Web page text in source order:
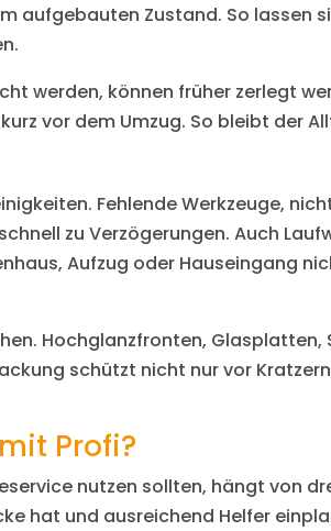
aufgebauten Zustand. So lassen
werden, können früher zerlegt
vor dem Umzug. So bleibt der
Fehlende Werkzeuge,
zu Verzögerungen. Auch
Aufzug oder Hauseingang
Hochglanzfronten,
schützt nicht nur vor
Profi?
nutzen sollten, hängt von
hat und ausreichend Helfer